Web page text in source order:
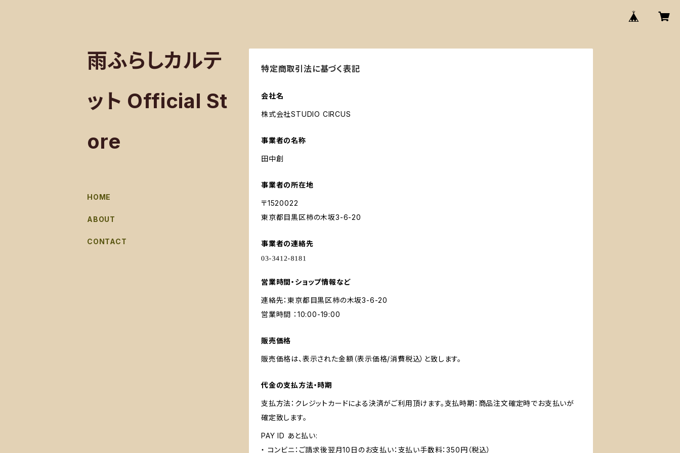
特定商取引法に基づく表記
会社名
株式会社STUDIO CIRCUS
事業者の名称
田中創
事業者の所在地
〒1520022
東京都目黒区柿の木坂3-6-20
事業者の連絡先
営業時間・ショップ情報など
連絡先：東京都目黒区柿の木坂3-6-20
営業時間 ：10:00-19:00
販売価格
販売価格は、表示された金額（表示価格/消費税込）と致します。
代金の支払方法・時期
支払方法：クレジットカードによる決済がご利用頂けます。支払時期：商品注文確定時でお支払いが
確定致します。
PAY ID あと払い:
・ コンビニ：ご請求後翌月10日のお支払い：支払い手数料：350円（税込）
雨ふらしカルテ
ット Official St
ore
HOME
ABOUT
CONTACT